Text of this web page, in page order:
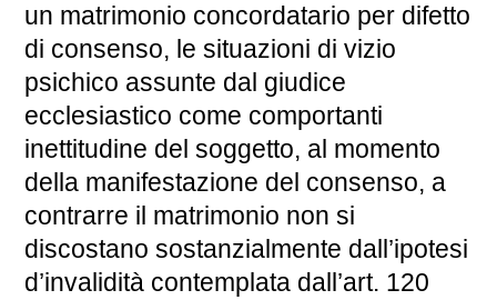
un matrimonio concordatario per difetto
di consenso, le situazioni di vizio
psichico assunte dal giudice
ecclesiastico come comportanti
inettitudine del soggetto, al momento
della manifestazione del consenso, a
contrarre il matrimonio non si
discostano sostanzialmente dall’ipotesi
d’invalidità contemplata dall’art. 120